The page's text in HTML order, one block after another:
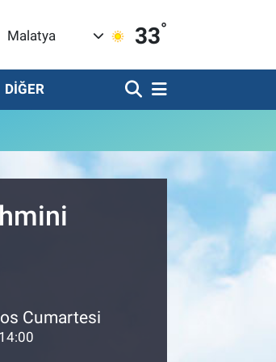
Malatya 33°
DİĞER
Cumartesi
14:00